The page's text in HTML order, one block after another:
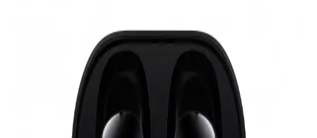
aksesuarlar, şık tasarımlar ve kullanışlı teknolojik ürünler ideal
hediye seçenekleri sunar. Modern ve kullanışlı ürünlerle anlamlı bir
hediye verme fırsatı yakalayın.
Huawei Freebuds Se 2 ve Xiaomi Redmi Buds 6 Lite
Karşılaştırması: Özellikler ve Kullanıcı Yorumları
Huawei Freebuds Se 2 ve Xiaomi Redmi Buds 6 Lite kulaklıkların
özellikleri, kullanıcı yorumları ve performans karşılaştırmasıyla en